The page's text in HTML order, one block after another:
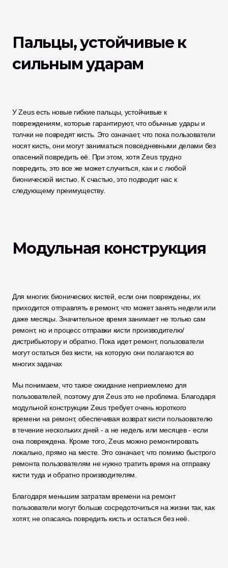
Пальцы, устойчивые к
сильным ударам
У Zeus есть новые гибкие пальцы, устойчивые к
повреждениям, которые гарантируют, что обычные удары и
толчки не повредят кисть. Это означает, что пока пользователи
носят кисть, они могут заниматься повседневными делами без
опасений повредить её. При этом, хотя Zeus трудно
повредить, это все же может случиться, как и с любой
бионической кистью. К счастью, это подводит нас к
следующему преимуществу.
Модульная конструкция
Для многих бионических кистей, если они повреждены, их
приходится отправлять в ремонт, что может занять недели или
даже месяцы. Значительное время занимает не только сам
ремонт, но и процесс отправки кисти производителю/
дистрибьютору и обратно. Пока идет ремонт, пользователи
могут остаться без кисти, на которую они полагаются во
многих задачах
Мы понимаем, что такое ожидание неприемлемо для
пользователей, поэтому для Zeus это не проблема. Благодаря
модульной конструкции Zeus требует очень короткого
времени на ремонт, обеспечивая возврат кисти пользователю
в течение нескольких дней - а не недель или месяцев - если
она повреждена. Кроме того, Zeus можно ремонтировать
локально, прямо на месте. Это означает, что помимо быстрого
ремонта пользователям не нужно тратить время на отправку
кисти туда и обратно производителям.
Благодаря меньшим затратам времени на ремонт
пользователи могут больше сосредоточиться на жизни так, как
хотят, не опасаясь повредить кисть и остаться без неё.